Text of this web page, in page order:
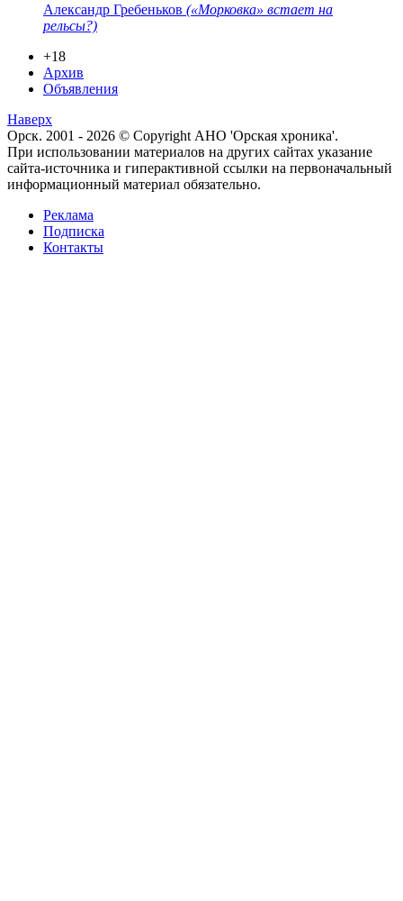
Александр Гребеньков («Морковка» встает на
рельсы?)
+18
Архив
Объявления
Наверх
Орск. 2001 - 2026 © Copyright АНО 'Орская хроника'.
При использовании материалов на других сайтах указание
сайта-источника и гиперактивной ссылки на первоначальный
информационный материал обязательно.
Реклама
Подписка
Контакты